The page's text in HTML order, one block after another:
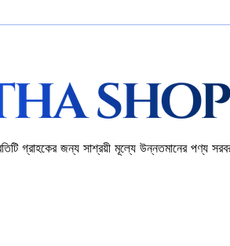
গ্রাহকের জন্য সাশ্রয়ী মূল্যে উন্নতমানের পণ্য